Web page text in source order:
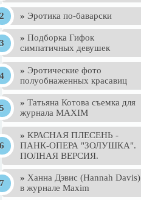
» Эротика по-баварски
» Подборка Гифок
симпатичных девушек
» Эротические фото
полуобнаженных красавиц
» Татьяна Котова съемка для
журнала MAXIM
» КРАСНАЯ ПЛЕСЕНЬ -
ПАНК-ОПЕРА "ЗОЛУШКА".
ПОЛНАЯ ВЕРСИЯ.
» Ханна Дэвис (Hannah Davis)
в журнале Maxim